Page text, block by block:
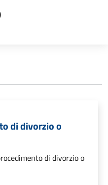
di divorzio o
di divorzio o